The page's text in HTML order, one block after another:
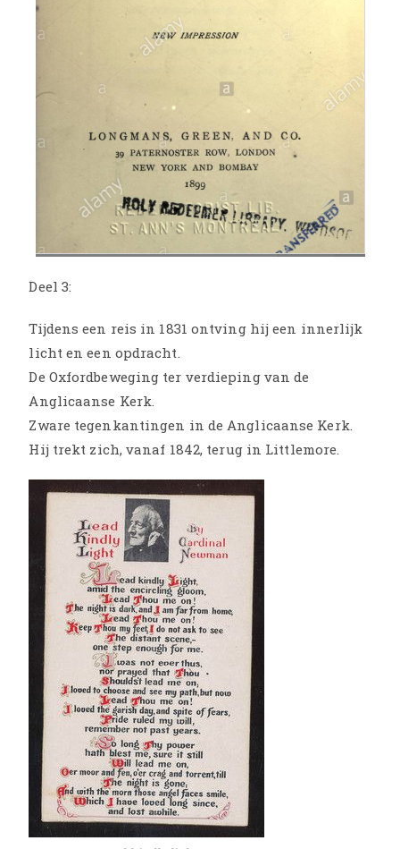
Deel 3:
Tijdens een reis in 1831 ontving hij een innerlijk
licht en een opdracht.
De Oxfordbeweging ter verdieping van de
Anglicaanse Kerk.
Zware tegenkantingen in de Anglicaanse Kerk.
Hij trekt zich, vanaf 1842, terug in Littlemore.